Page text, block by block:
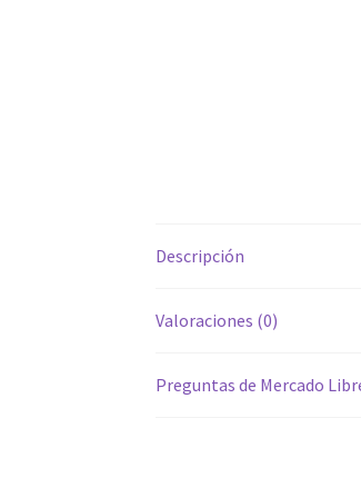
Descripción
Valoraciones (0)
Preguntas de Mercado